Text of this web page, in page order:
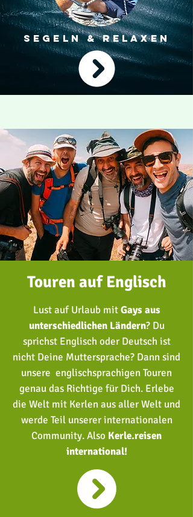
SEGELN & RELAXEN
Touren auf Englisch
Lust auf Urlaub mitGays aus
unterschiedlichen Ländern? Du
sprichst Englisch oder Deutsch ist
nicht Deine Muttersprache? Dann sind
unsere englischsprachigen Touren
genau das Richtige für Dich. Erlebe
die Welt mit Kerlen aus aller Welt und
werde Teil unserer internationalen
Community. Also Kerle.reisen
international!